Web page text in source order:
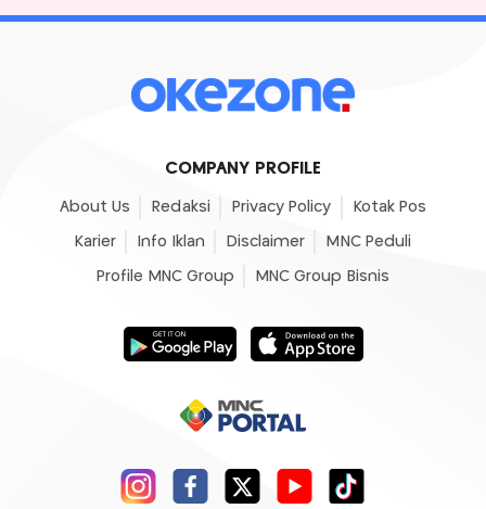
COMPANY PROFILE
About Us Redaksi Privacy Policy Kotak Pos
Karier Info Iklan Disclaimer MNC Peduli
Profile MNC Group MNC Group Bisnis